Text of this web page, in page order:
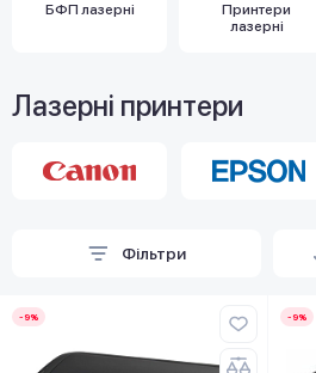
БФП лазерні
Принтери
лазерні
Лазерні принтери
Фільтри
-9% -9%